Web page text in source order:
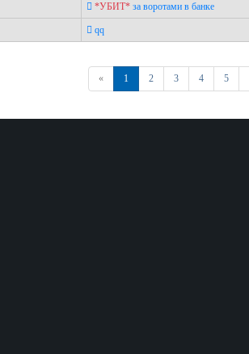
*УБИТ* за воротами в банке
qq
«Назад1 2 3 4 5